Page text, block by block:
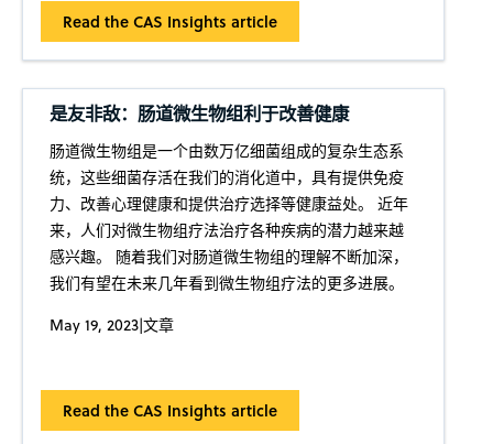
Read the CAS Insights article
是友非敌：肠道微生物组利于改善健康
肠道微生物组是一个由数万亿细菌组成的复杂生态系
统，这些细菌存活在我们的消化道中，具有提供免疫
力、改善心理健康和提供治疗选择等健康益处。 近年
来，人们对微生物组疗法治疗各种疾病的潜力越来越
感兴趣。 随着我们对肠道微生物组的理解不断加深，
我们有望在未来几年看到微生物组疗法的更多进展。
May 19, 2023|文章
Read the CAS Insights article